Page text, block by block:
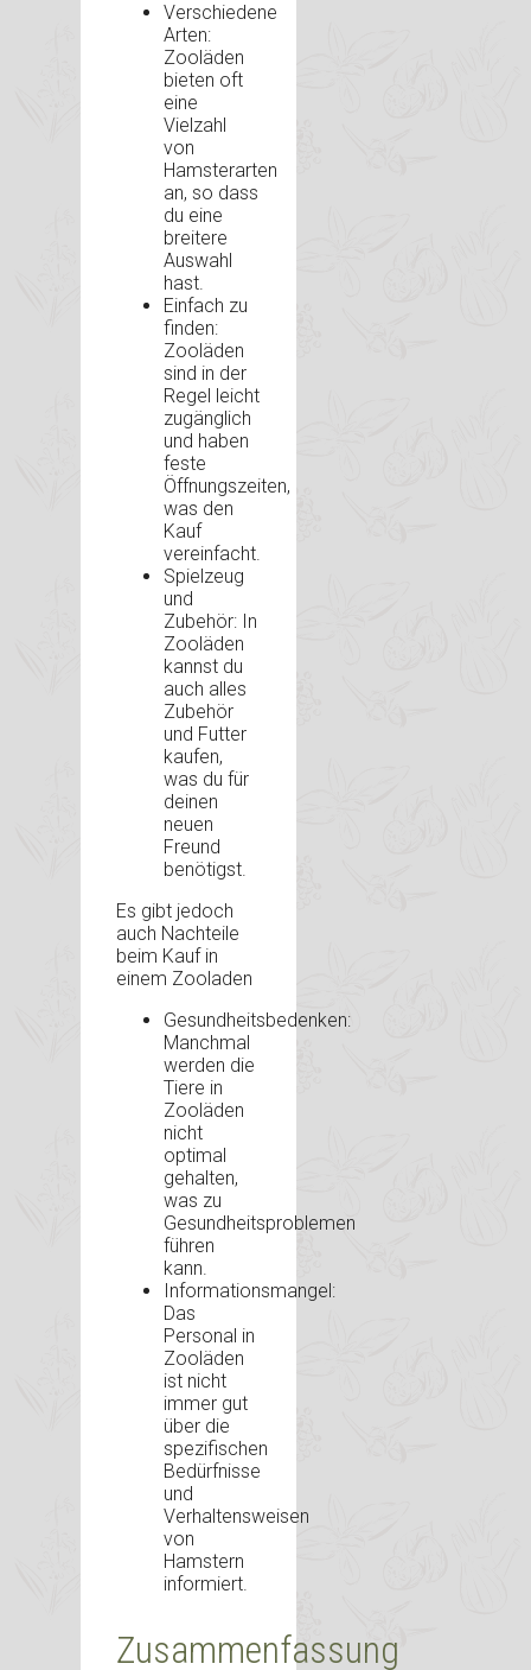
Verschiedene
Arten:
Zooläden
bieten oft
eine
Vielzahl
von
Hamsterarten
an, so dass
du eine
breitere
Auswahl
hast.
Einfach zu
finden:
Zooläden
sind in der
Regel leicht
zugänglich
und haben
feste
Öffnungszeiten,
was den
Kauf
vereinfacht.
Spielzeug
und
Zubehör: In
Zooläden
kannst du
auch alles
Zubehör
und Futter
kaufen,
was du für
deinen
neuen
Freund
benötigst.
Es gibt jedoch
auch Nachteile
beim Kauf in
einem Zooladen
Gesundheitsbedenken:
Manchmal
werden die
Tiere in
Zooläden
nicht
optimal
gehalten,
was zu
Gesundheitsproblemen
führen
kann.
Informationsmangel:
Das
Personal in
Zooläden
ist nicht
immer gut
über die
spezifischen
Bedürfnisse
und
Verhaltensweisen
von
Hamstern
informiert.
Zusammenfassung